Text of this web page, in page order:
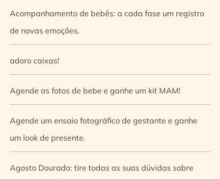
Acompanhamento de bebês: a cada fase um registro
de novas emoções.
adoro caixas!
Agende as fotos de bebe e ganhe um kit MAM!
Agende um ensaio fotográfico de gestante e ganhe
um look de presente.
Agosto Dourado: tire todas as suas dúvidas sobre